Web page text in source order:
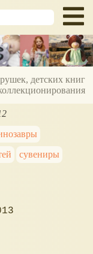
детских книг
сувениры